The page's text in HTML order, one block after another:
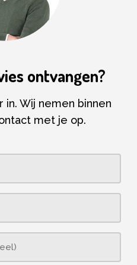
ontvangen?
in. Wij nemen binnen
met je op.
Naam
E-
(Vereist)
Telefoonnummer